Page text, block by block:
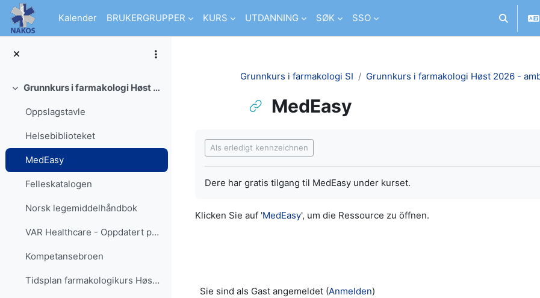
Zum Hauptinhalt
Kalender
BRUKERGRUPPER KURS UTDANNING SØK SSO
Einklappen Grunnkurs i farmakologi Høst 2026 - ambulansetjensten SI
Oppslagstavle
Helsebiblioteket
MedEasy
Felleskatalogen
Norsk legemiddelhåndbok
VAR Healthcare - Oppdatert prosedyre- og kunnskapsbase for helsetjenesten
Kompetansebroen
Tidsplan farmakologikurs Høst 2025 (forbehold om e...
Grunnkurs i farmakologi SI Grunnkurs i farmakologi Høst 2026 -
MedEasy
Als erledigt kennzeichnen
Dere har gratis tilgang til MedEasy under kurset.
Klicken Sie auf 'MedEasy', um die Ressource zu öffnen.
Sie sind als Gast angemeldet (Anmelden)